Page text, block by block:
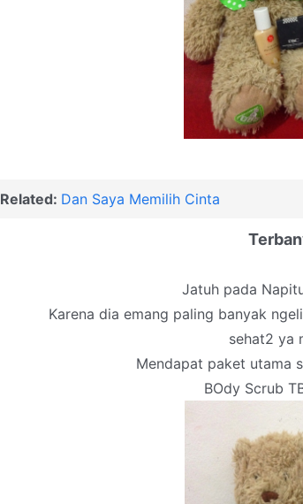
Related: Dan Saya Memilih Cinta
Jatuh pada
Karena dia emang paling banyak
sehat2 ya
Mendapat paket utama
BOdy Scrub